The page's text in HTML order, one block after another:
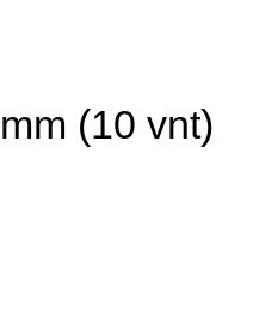
(10 vnt)